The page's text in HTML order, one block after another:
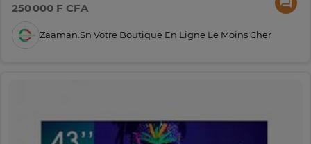
250 000 F CFA
Zaaman.sn Votre Boutique En Ligne Le Moins Cher